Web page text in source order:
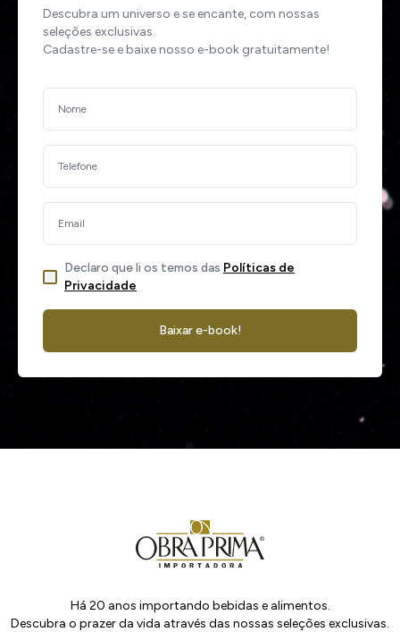
Descubra um universo e se encante, com nossas
seleções exclusivas.
Cadastre-se e baixe nosso e-book gratuitamente!
Declaro que li os temos das Políticas de
Privacidade
Baixar e-book!
Há 20 anos importando bebidas e alimentos.
Descubra o prazer da vida através das nossas seleções exclusivas.